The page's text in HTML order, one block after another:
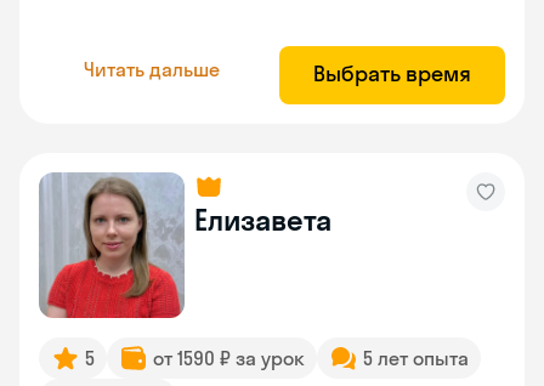
Читать дальше Выбрать время
Елизавета
5 от 1590 ₽ за урок
5 лет опыта